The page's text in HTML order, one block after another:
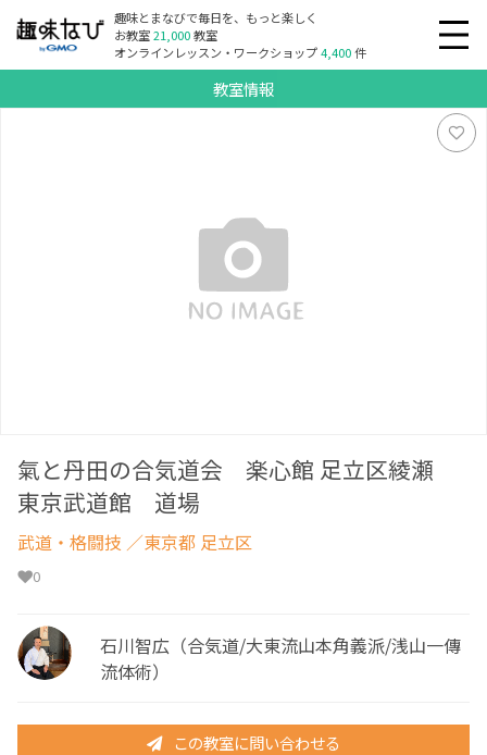
趣味とまなびで毎日を、もっと楽しく
お教室21,000教室
オンラインレッスン・ワークショップ4,400件
教室情報
氣と丹田の合気道会 楽心館 足立区綾瀬
東京武道館 道場
武道・格闘技 ／東京都 足立区
0
石川智広（合気道/大東流山本角義派/浅山一傳
流体術）
この教室に問い合わせる